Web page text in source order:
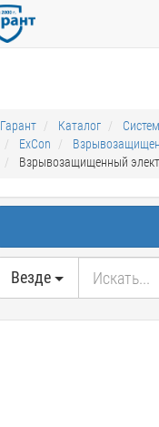
Гарант Каталог
ExCon
Взрывозащищенный
Везде